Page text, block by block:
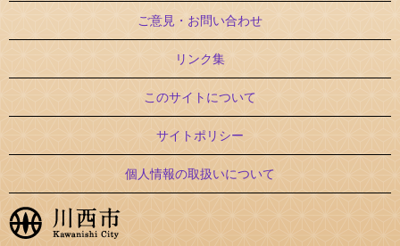
ご意見・お問い合わせ
リンク集
このサイトについて
サイトポリシー
個人情報の取扱いについて